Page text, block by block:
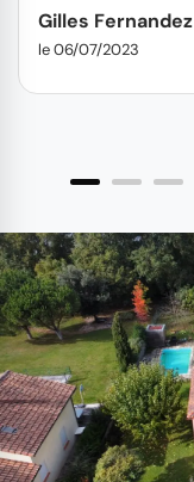
Gilles Fernandez
le 06/07/2023